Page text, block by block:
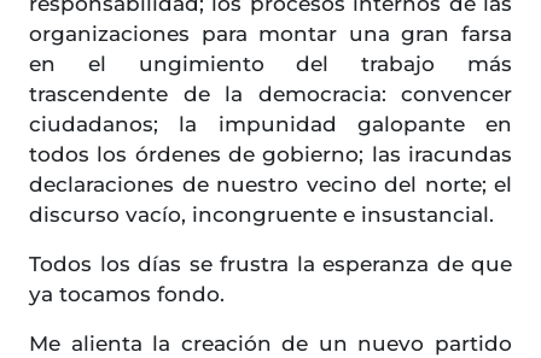
organizaciones para montar una gran farsa
en el ungimiento del trabajo más
trascendente de la democracia: convencer
ciudadanos; la impunidad galopante en
todos los órdenes de gobierno; las iracundas
declaraciones de nuestro vecino del norte; el
discurso vacío, incongruente e insustancial.
Todos los días se frustra la esperanza de que
ya tocamos fondo.
Me alienta la creación de un nuevo partido